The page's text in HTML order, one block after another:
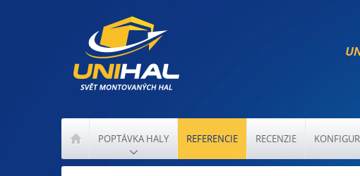
POPTÁVKA HALY REFERENCIE RECENZIE